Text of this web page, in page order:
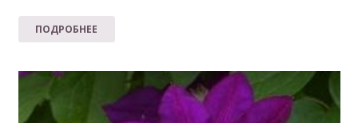
ПОДРОБНЕЕ